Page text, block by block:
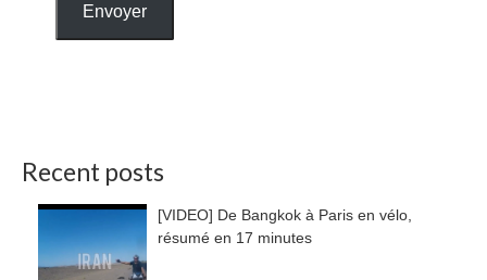
Envoyer
Recent posts
[VIDEO] De Bangkok à Paris en vélo,
résumé en 17 minutes